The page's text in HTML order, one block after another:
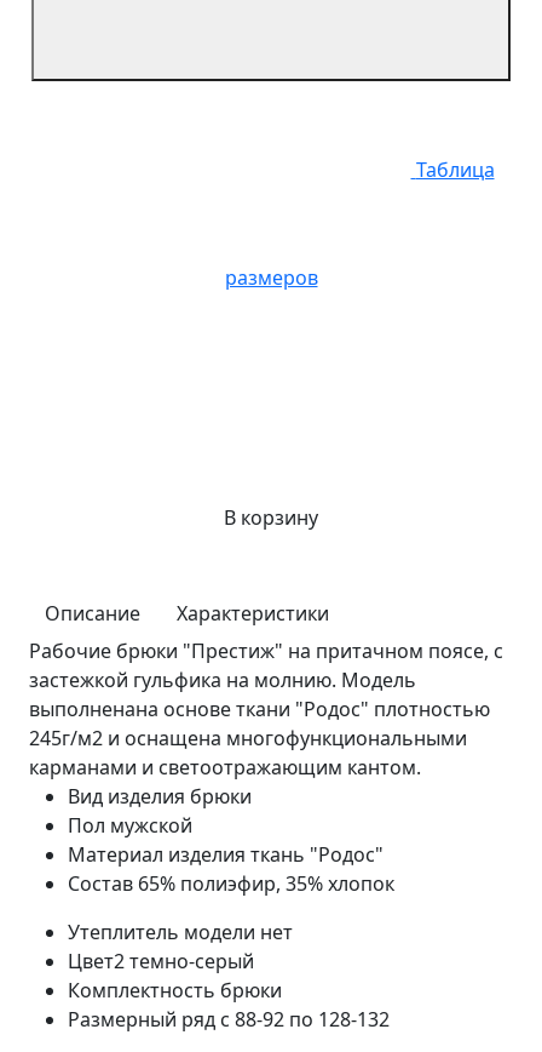
Таблица
размеров
В корзину
Описание
Характеристики
Рабочие брюки "Престиж" на притачном поясе, с
застежкой гульфика на молнию. Модель
выполненана основе ткани "Родос" плотностью
245г/м2 и оснащена многофункциональными
карманами и светоотражающим кантом.
Вид изделия брюки
Пол мужской
Материал изделия ткань "Родос"
Состав 65% полиэфир, 35% хлопок
Утеплитель модели нет
Цвет2темно-серый
Комплектность брюки
Размерный ряд с 88-92 по 128-132